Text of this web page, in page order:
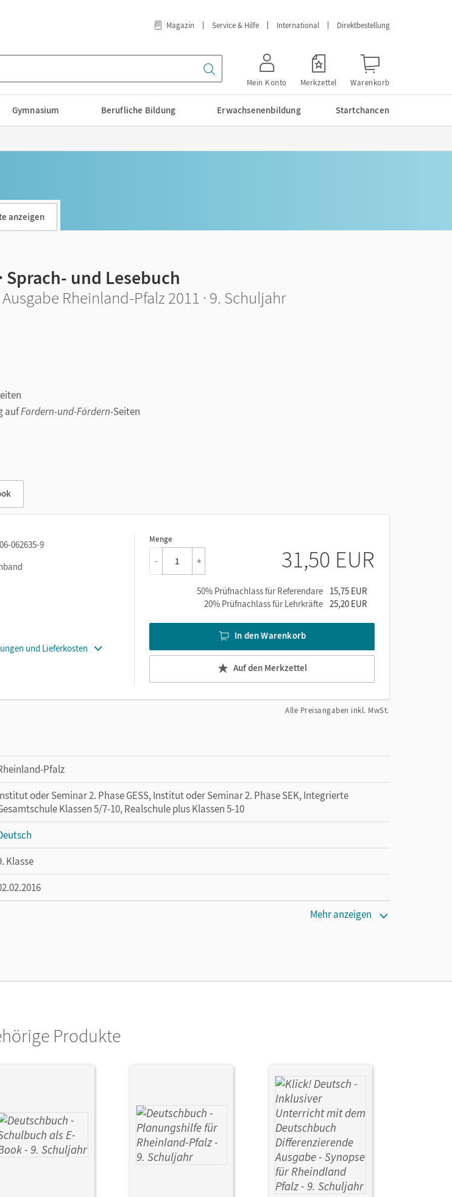
Magazin Service & Hilfe International Direktbestellung
Mein Konto Merkzettel Warenkorb
Gymnasium Berufliche Bildung Erwachsenenbildung Startchancen
anzeigen
Sprach- und Lesebuch
Rheinland-Pfalz 2011 · 9. Schuljahr
aufFordern-und-Fördern-Seiten
062635-9
und Lieferkosten
Menge
1
- + 31,50 EUR
50% Prüfnachlass für Referendare
15,75 EUR
20% Prüfnachlass für Lehrkräfte 25,20 EUR
In den Warenkorb
Auf den Merkzettel
Alle Preisangaben inkl. MwSt.
Pfalz
oder Seminar 2. Phase GESS, Institut oder Seminar 2. Phase SEK, Integrierte
Klassen 5/7-10, Realschule plus Klassen 5-10
Klasse
Mehr anzeigen
Produkte